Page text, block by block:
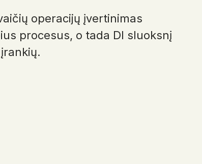
operacijų įvertinimas
procesus, o tada DI sluoksnį